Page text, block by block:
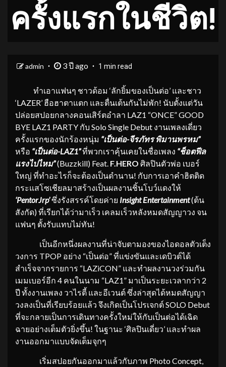
ครั้งแรกในชีวิต!
admin 3 ปี ago 1 min read
ทำเอาแฟนๆ ชาวด้อม ‘ลักยิ้มของเป็นต่อ’ และชาว
‘LAZER’ ฮือฮาตาแตก และตื่นเต้นกันไม่พัก! นับตั้งแต่วัน
ปล่อยสปอยกลางคอนเสิร์ตอำลา LAZ1 “ONCE” GOOD
BYE LAZ1 PARTY กับ Solo Single Debut งานเพลงเดี่ยว
ครั้งแรกของนักร้องหนุ่ม “เป็นต่อ-จีรภัทร พิมานพรหม”
หรือ “เป็นต่อ-LAZ1”ที่พวกเราคุ้นเคยในชื่อเพลง “ช็อตฟีล
แรงไปไหม”(Buzzkill) Feat. F.HERO ศิลปินตัวพ่อ เบอร์
ใหญ่ ที่ทำอะไรก็จะต้องเป็นตำนาน! กับการเอาคำฮิตติด
กระแสโซเชียลมาสร้างเป็นผลงานชิ้นโบว์แดงให้
‘PentorJrp’ซึ่งรังสรรค์โดยค่าย Insight Entertainment(ต้น
สังกัด) ที่เรียกได้ว่ามาเร็ว เคลมเร็วหลังหมดสัญญาวง จน
แฟนๆ ตั้งรับแทบไม่ทัน!
เป็นอีกหนึ่งผลงานที่น่าจับตามองของไอดอลตัวเต็ง
วงการ TPOP อย่าง “เป็นต่อ” ที่แข่งขันและเดบิวต์ได้
สำเร็จจากรายการ “LAZiCON” และทำผลงานวงร่วมกัน
เมมเบอร์อีก 4 คนในนาม “LAZ1” มาเป็นระยะเวลากว่า 2
ปี ทั้งงานเพลง วาไรตี้ และอีเวนต์ ซึ่งล่าสุดได้หมดสัญญา
วงลงเป็นที่เรียบร้อยแล้ว จึงเกิดเป็นโปรเจกต์ SOLO Debut
ที่จะกลายเป็นการเดินทางครั้งใหม่ให้กับเป็นต่อได้เฉิด
ฉายอย่างเต็มตัวยิ่งขึ้น! ในฐานะ ‘ศิลปินเดี่ยว’ และทำผล
งานออกมาแบบจัดเต็มจุกๆ
เริ่มสปอยกันออกมาแล้วกับภาพ Photo Concept,